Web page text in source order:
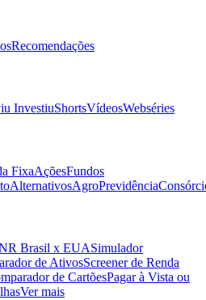
Recomendações
InvestiuShortsVídeosWebséries
FixaAçõesFundos
AlternativosAgroPrevidência
Brasil x EUASimulador
de AtivosScreener de Renda
de CartõesPagar à Vista ou
Ver mais